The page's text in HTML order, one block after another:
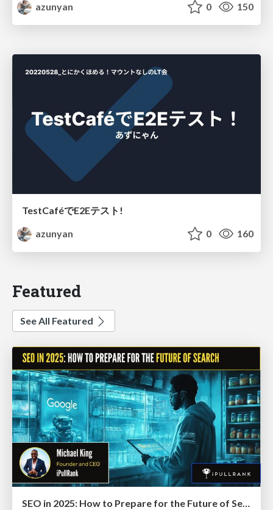
azunyan
0 150
TestCaféでE2Eテスト!
azunyan
0 160
Featured
See All Featured